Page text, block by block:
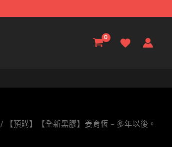
/ 【預購】【全新黑膠】姜育恆 – 多年以後。